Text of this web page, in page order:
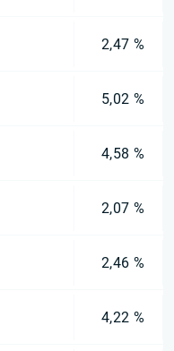
2,47 %
5,02 %
4,58 %
2,07 %
2,46 %
4,22 %